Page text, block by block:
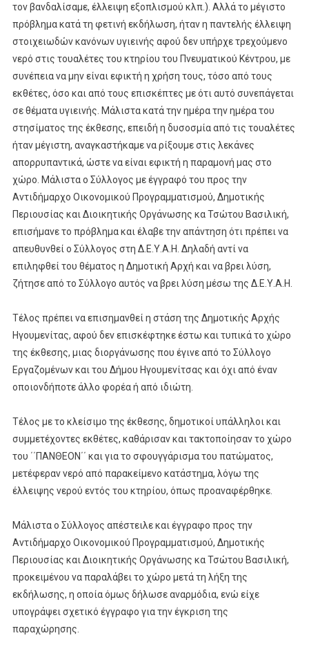
τον βανδαλίσαμε, έλλειψη εξοπλισμού κλπ.). Αλλά το μέγιστο
πρόβλημα κατά τη φετινή εκδήλωση, ήταν η παντελής έλλειψη
στοιχειωδών κανόνων υγιεινής αφού δεν υπήρχε τρεχούμενο
νερό στις τουαλέτες του κτηρίου του Πνευματικού Κέντρου, με
συνέπεια να μην είναι εφικτή η χρήση τους, τόσο από τους
εκθέτες, όσο και από τους επισκέπτες με ότι αυτό συνεπάγεται
σε θέματα υγιεινής. Μάλιστα κατά την ημέρα την ημέρα του
στησίματος της έκθεσης, επειδή η δυσοσμία από τις τουαλέτες
ήταν μέγιστη, αναγκαστήκαμε να ρίξουμε στις λεκάνες
απορρυπαντικά, ώστε να είναι εφικτή η παραμονή μας στο
χώρο. Μάλιστα ο Σύλλογος με έγγραφό του προς την
Αντιδήμαρχο Οικονομικού Προγραμματισμού, Δημοτικής
Περιουσίας και Διοικητικής Οργάνωσης κα Τσώτου Βασιλική,
επισήμανε το πρόβλημα και έλαβε την απάντηση ότι πρέπει να
απευθυνθεί ο Σύλλογος στη Δ.Ε.Υ.Α.Η. Δηλαδή αντί να
επιληφθεί του θέματος η Δημοτική Αρχή και να βρει λύση,
ζήτησε από το Σύλλογο αυτός να βρει λύση μέσω της Δ.Ε.Υ.Α.Η.
Τέλος πρέπει να επισημανθεί η στάση της Δημοτικής Αρχής
Ηγουμενίτας, αφού δεν επισκέφτηκε έστω και τυπικά το χώρο
της έκθεσης, μιας διοργάνωσης που έγινε από το Σύλλογο
Εργαζομένων και του Δήμου Ηγουμενίτσας και όχι από έναν
οποιονδήποτε άλλο φορέα ή από ιδιώτη.
Τέλος με το κλείσιμο της έκθεσης, δημοτικοί υπάλληλοι και
συμμετέχοντες εκθέτες, καθάρισαν και τακτοποίησαν το χώρο
του ΄΄ΠΑΝΘΕΟΝ΄΄ και για το σφουγγάρισμα του πατώματος,
μετέφεραν νερό από παρακείμενο κατάστημα, λόγω της
έλλειψης νερού εντός του κτηρίου, όπως προαναφέρθηκε.
Μάλιστα ο Σύλλογος απέστειλε και έγγραφο προς την
Αντιδήμαρχο Οικονομικού Προγραμματισμού, Δημοτικής
Περιουσίας και Διοικητικής Οργάνωσης κα Τσώτου Βασιλική,
προκειμένου να παραλάβει το χώρο μετά τη λήξη της
εκδήλωσης, η οποία όμως δήλωσε αναρμόδια, ενώ είχε
υπογράψει σχετικό έγγραφο για την έγκριση της
παραχώρησης.